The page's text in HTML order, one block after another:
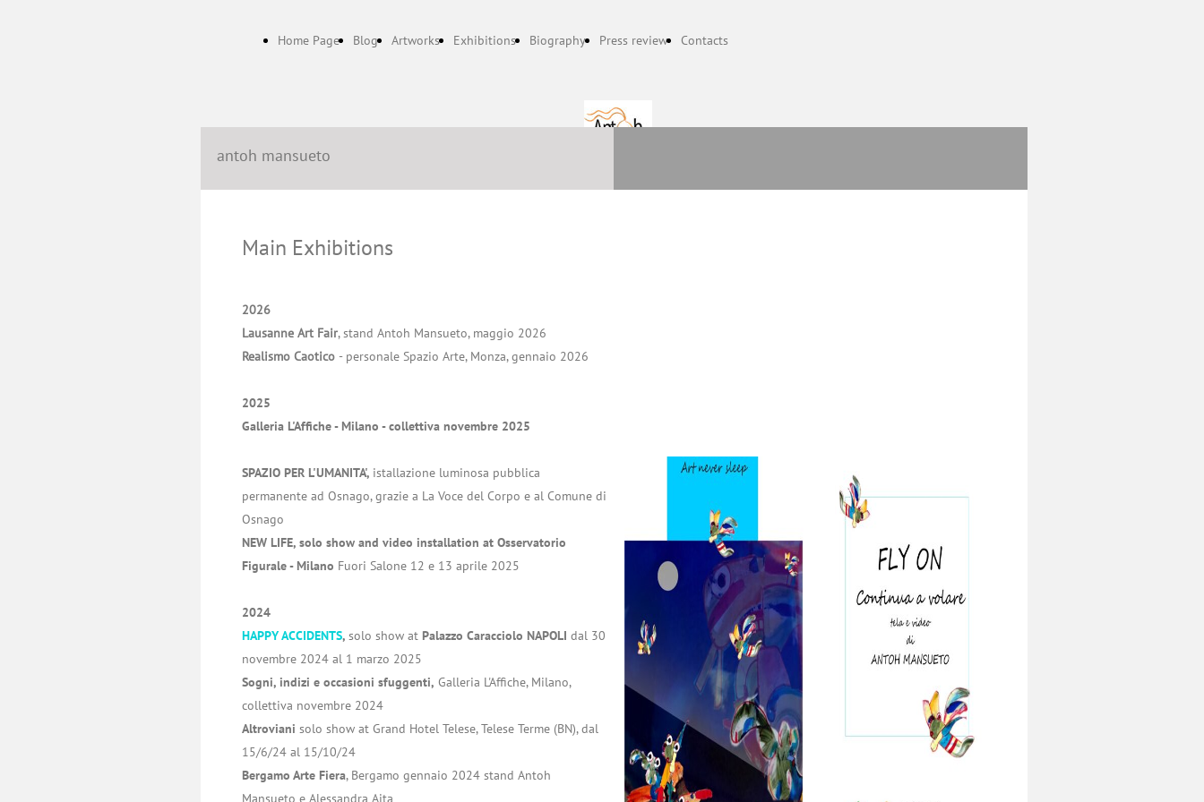
Home Page Blog Artworks Exhibitions Biography Press review Contacts
antoh mansueto
Main Exhibitions
2026
Lausanne Art Fair, stand Antoh Mansueto, maggio 2026
Realismo Caotico - personale Spazio Arte, Monza, gennaio 2026
2025
Galleria L'Affiche - Milano -collettiva novembre 2025
SPAZIO PER L'UMANITA', istallazione luminosa pubblica
permanente ad Osnago, grazie a La Voce del Corpo e al Comune di
Osnago
NEW LIFE, solo show and video installation at Osservatorio
Figurale - Milano Fuori Salone 12 e 13 aprile 2025
2024
HAPPY ACCIDENTS, solo show at Palazzo Caracciolo NAPOLI dal 30
novembre 2024 al 1 marzo 2025
Sogni, indizi e occasioni sfuggenti, Galleria L'Affiche, Milano,
collettiva novembre 2024
Altroviani solo show at Grand Hotel Telese, Telese Terme (BN), dal
15/6/24 al 15/10/24
Bergamo Arte Fiera, Bergamo gennaio 2024 stand Antoh
Mansueto e Alessandra Aita